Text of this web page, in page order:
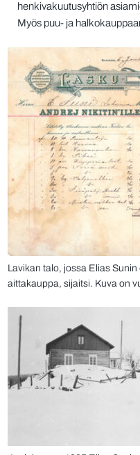
henkivakuutusyhtiön
Myös puu- ja
Lavikan talo, jossa Elias
aittakauppa, sijaitsi. Kuva on